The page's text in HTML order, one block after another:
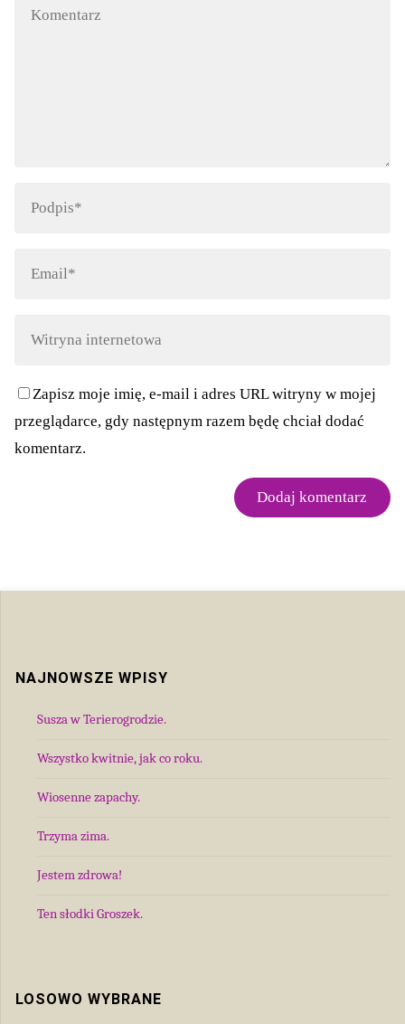
Zapisz moje imię, e-mail i adres URL witryny w mojej
przeglądarce, gdy następnym razem będę chciał dodać
komentarz.
NAJNOWSZE WPISY
Susza w Terierogrodzie.
Wszystko kwitnie, jak co roku.
Wiosenne zapachy.
Trzyma zima.
Jestem zdrowa!
Ten słodki Groszek.
LOSOWO WYBRANE